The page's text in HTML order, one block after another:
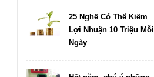
25 Nghề Có Thể Kiếm
Lợi Nhuận 10 Triệu Mỗi
Ngày